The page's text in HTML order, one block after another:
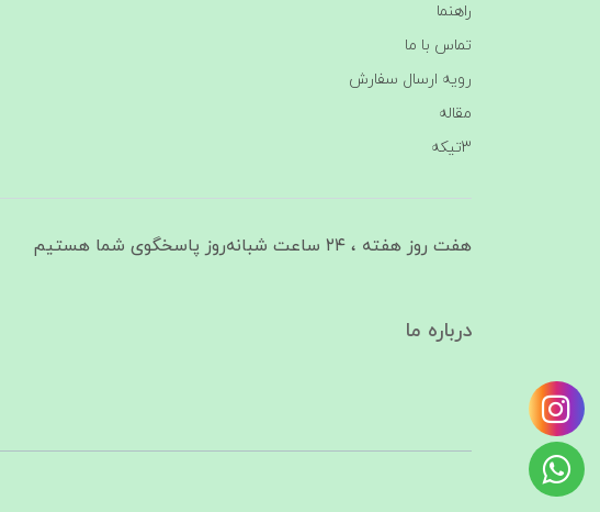
راهنما
تماس با ما
رویه ارسال سفارش
مقاله
3تیکه
هفت روز هفته ، ۲۴ ساعت شبانه‌روز پاسخگوی شما هستیم
درباره ما